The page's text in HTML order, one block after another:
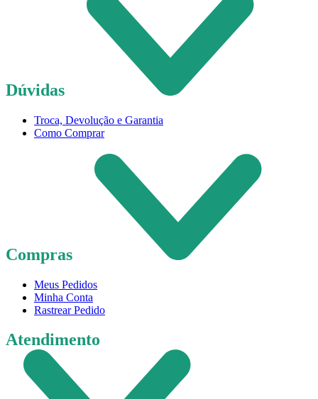
Dúvidas
Troca, Devolução e Garantia
Como Comprar
Compras
Meus Pedidos
Minha Conta
Rastrear Pedido
Atendimento